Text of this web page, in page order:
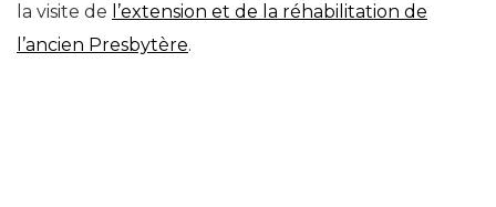
la visite de l’extension et de la réhabilitation de
l’ancien Presbytère.